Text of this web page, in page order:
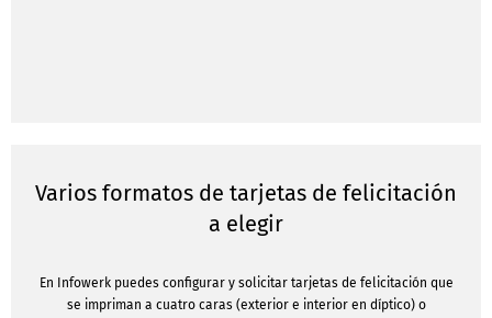
Varios formatos de tarjetas de felicitación
a elegir
En Infowerk puedes configurar y solicitar tarjetas de felicitación que
se impriman a cuatro caras (exterior e interior en díptico) o